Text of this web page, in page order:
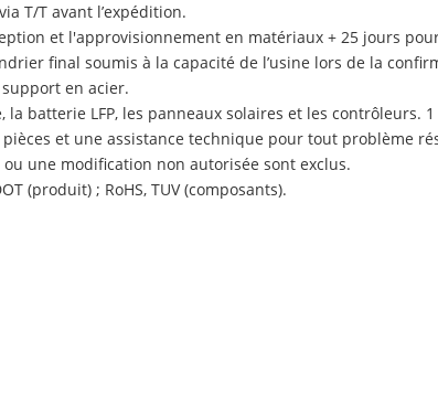
T/T avant l’expédition.
et l'approvisionnement en matériaux + 25 jours
final soumis à la capacité de l’usine lors de la
en acier.
batterie LFP, les panneaux solaires et les contrôleurs.
et une assistance technique pour tout problème
une modification non autorisée sont exclus.
(produit) ; RoHS, TUV (composants).